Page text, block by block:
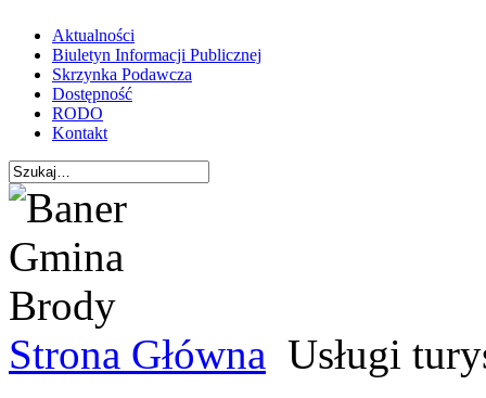
Aktualności
Biuletyn Informacji Publicznej
Skrzynka Podawcza
Dostępność
RODO
Kontakt
Strona Główna Usługi